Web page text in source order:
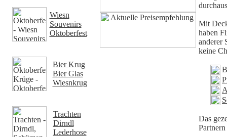
Wiesn
Souvenirs
Oktoberfest
Bier Krug
Bier Glas
Wiesnkrug
Trachten
Dirndl
Lederhose
Mit
haben
anderer
keine
Das